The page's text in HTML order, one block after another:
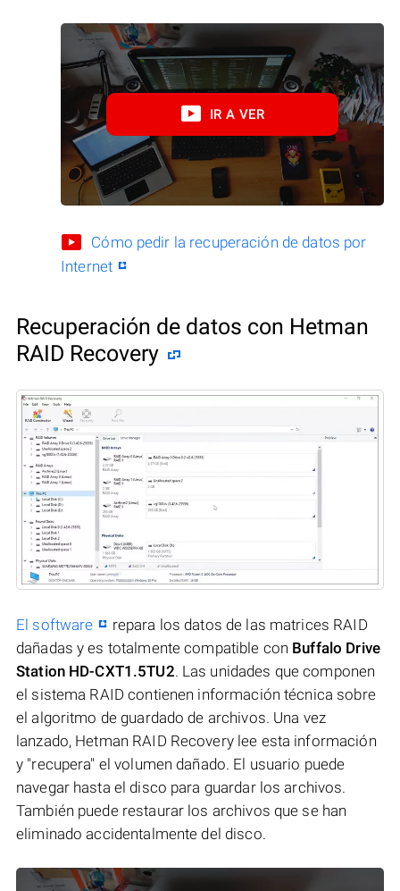
IR A VER
Cómo pedir la recuperación de datos por
Internet
Recuperación de datos con Hetman
RAID Recovery
El software
repara los datos de las matrices RAID
dañadas y es totalmente compatible con Buffalo Drive
Station HD-CXT1.5TU2. Las unidades que componen
el sistema RAID contienen información técnica sobre
el algoritmo de guardado de archivos. Una vez
lanzado, Hetman RAID Recovery lee esta información
y "recupera" el volumen dañado. El usuario puede
navegar hasta el disco para guardar los archivos.
También puede restaurar los archivos que se han
eliminado accidentalmente del disco.